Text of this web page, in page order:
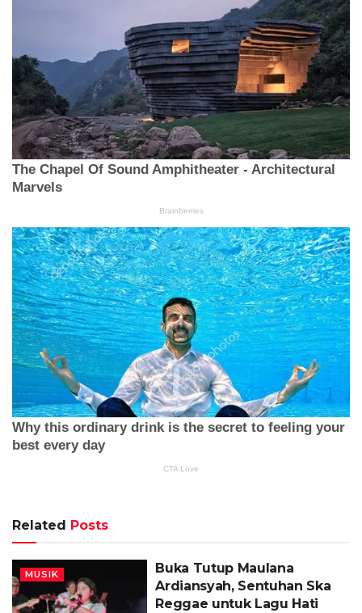
Related Posts
MUSIK
Buka Tutup Maulana
Ardiansyah, Sentuhan Ska
Reggae untuk Lagu Hati